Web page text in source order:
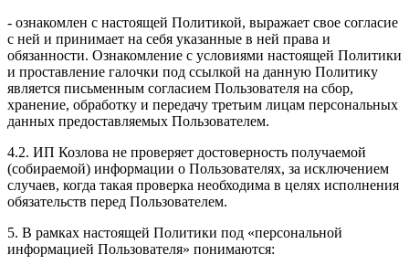
- ознакомлен с настоящей Политикой, выражает свое согласие
с ней и принимает на себя указанные в ней права и
обязанности. Ознакомление с условиями настоящей Политики
и проставление галочки под ссылкой на данную Политику
является письменным согласием Пользователя на сбор,
хранение, обработку и передачу третьим лицам персональных
данных предоставляемых Пользователем.
4.2. ИП Козлова не проверяет достоверность получаемой
(собираемой) информации о Пользователях, за исключением
случаев, когда такая проверка необходима в целях исполнения
обязательств перед Пользователем.
5. В рамках настоящей Политики под «персональной
информацией Пользователя» понимаются: